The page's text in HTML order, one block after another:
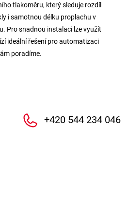
tlakoměru, který sleduje rozdíl
i samotnou délku proplachu v
Pro snadnou instalaci lze využít
ideální řešení pro automatizaci
poradíme.
+420 544 234 046